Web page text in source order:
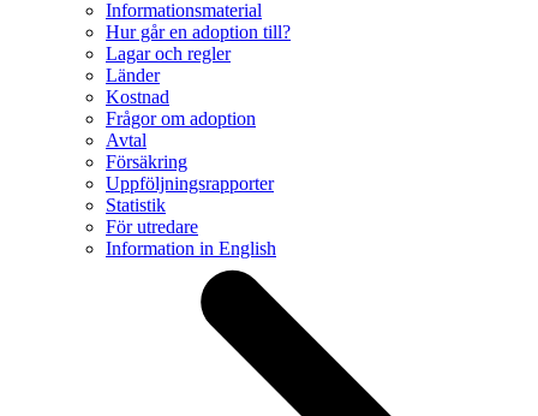
Informationsmaterial
Hur går en adoption till?
Lagar och regler
Länder
Kostnad
Frågor om adoption
Avtal
Försäkring
Uppföljningsrapporter
Statistik
För utredare
Information in English